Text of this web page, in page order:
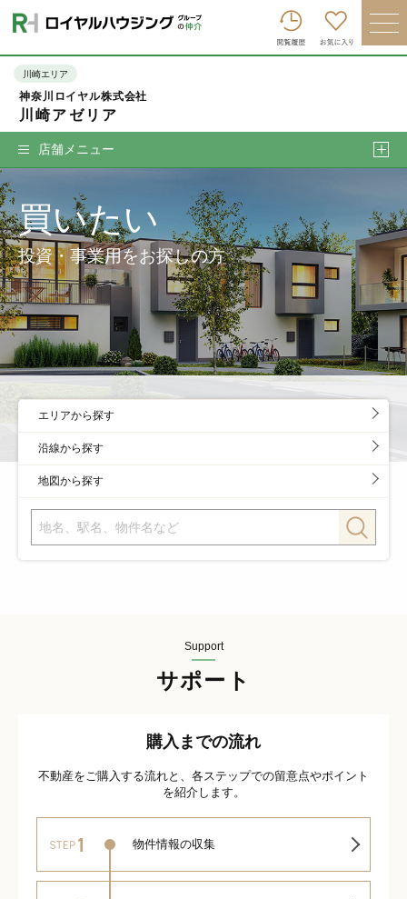
川崎エリア
神奈川ロイヤル株式会社
川崎アゼリア
店舗メニュー
買いたい
投資・事業用をお探しの方
エリアから探す
沿線から探す
地図から探す
Support
サポート
購入までの流れ
不動産をご購入する流れと、各ステップでの留意点やポイント
を紹介します。
物件情報の収集
ロイヤルハウジンググループトップへ
売りたい
借りたい
貸したい
店舗を探す
企業情報
ログイン 会員登録